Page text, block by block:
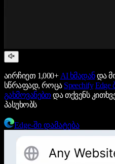
აირჩიეთ 1,000+ AI ხმადანდა
სწრაფად, როცა Speechify Edge
გახმოვანებთ და თქვენს
პასუხობს
Edge-ში დამატება